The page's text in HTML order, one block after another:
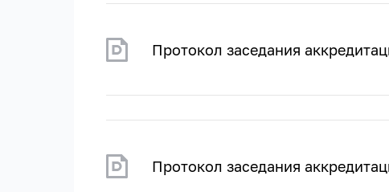
Протокол заседания
Протокол заседания